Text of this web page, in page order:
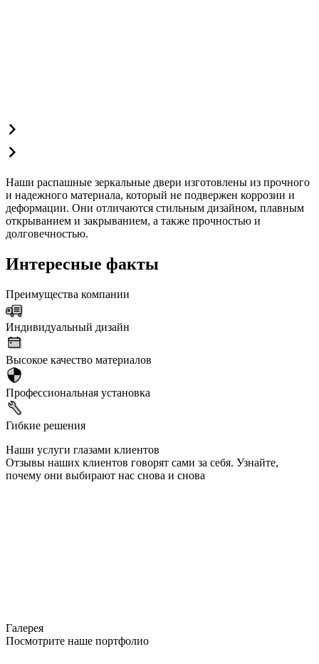
Наши распашные зеркальные двери изготовлены из прочного
и надежного материала, который не подвержен коррозии и
деформации. Они отличаются стильным дизайном, плавным
открыванием и закрыванием, а также прочностью и
долговечностью.
Интересные факты
Преимущества компании
Индивидуальный дизайн
Высокое качество материалов
Профессиональная установка
Гибкие решения
Наши услуги глазами клиентов
Отзывы наших клиентов говорят сами за себя. Узнайте,
почему они выбирают нас снова и снова
Галерея
Посмотрите наше портфолио